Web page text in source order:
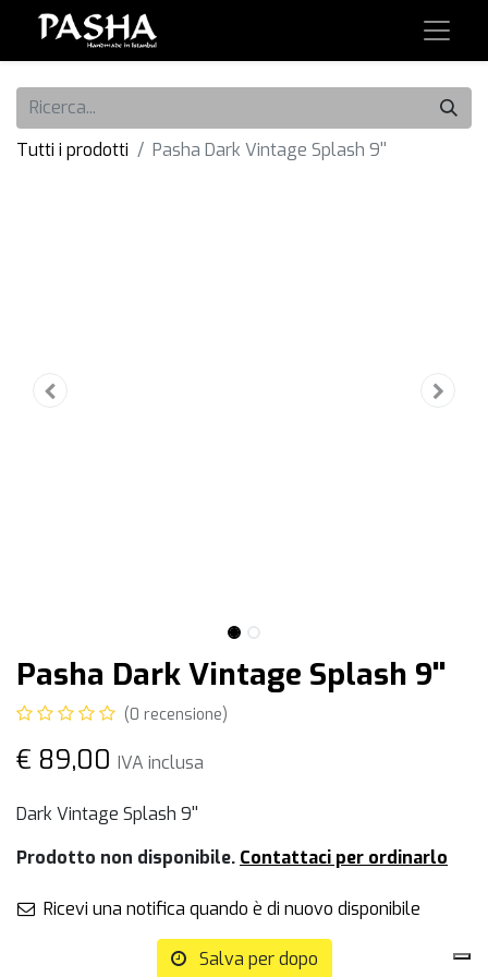
Tutti i prodotti Pasha Dark Vintage Splash 9''
Pasha Dark Vintage Splash 9''
(0 recensione)
€ 89,00 IVA inclusa
Dark Vintage Splash 9''
Prodotto non disponibile. Contattaci per ordinarlo
Ricevi una notifica quando è di nuovo disponibile
Salva per dopo